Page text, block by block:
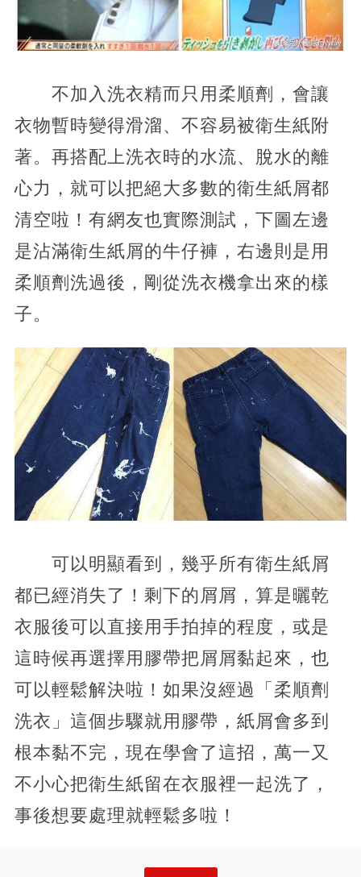
不加入洗衣精而只用柔順劑，會讓
衣物暫時變得滑溜、不容易被衛生紙附
著。再搭配上洗衣時的水流、脫水的離
心力，就可以把絕大多數的衛生紙屑都
清空啦！有網友也實際測試，下圖左邊
是沾滿衛生紙屑的牛仔褲，右邊則是用
柔順劑洗過後，剛從洗衣機拿出來的樣
子。
可以明顯看到，幾乎所有衛生紙屑
都已經消失了！剩下的屑屑，算是曬乾
衣服後可以直接用手拍掉的程度，或是
這時候再選擇用膠帶把屑屑黏起來，也
可以輕鬆解決啦！如果沒經過「柔順劑
洗衣」這個步驟就用膠帶，紙屑會多到
根本黏不完，現在學會了這招，萬一又
不小心把衛生紙留在衣服裡一起洗了，
事後想要處理就輕鬆多啦！